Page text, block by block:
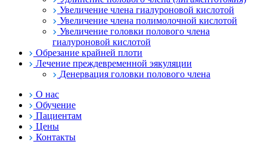
Увеличение члена гиалуроновой кислотой
Увеличение члена полимолочной кислотой
Увеличение головки полового члена
гиалуроновой кислотой
Обрезание крайней плоти
Лечение преждевременной эякуляции
Денервация головки полового члена
О нас
Обучение
Пациентам
Цены
Контакты